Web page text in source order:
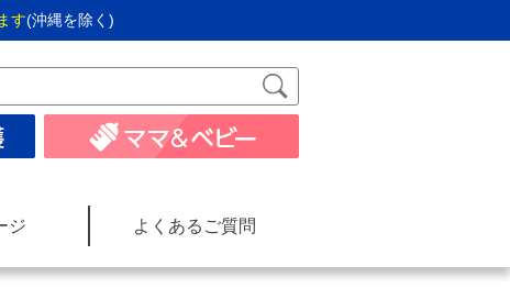
す(沖縄を除く)
ジ よくあるご質問